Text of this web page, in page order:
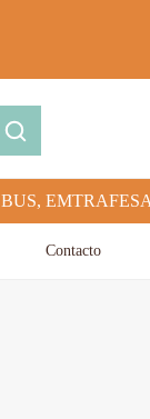
Contacto